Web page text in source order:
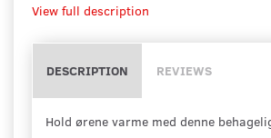
View full description
DESCRIPTION REVIEWS
Hold ørene varme med denne